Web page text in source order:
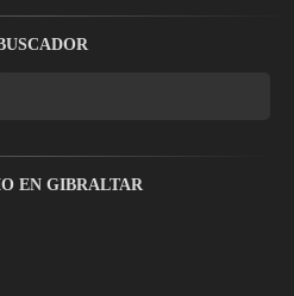
EN GIBRALTAR